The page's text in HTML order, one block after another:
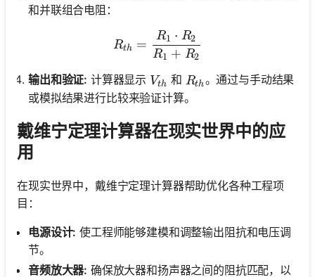
和并联组合电阻：
R_{th} = \frac{R_1 \cdot
Rth =
R1 + R2
R1 ⋅ R2
输出和验证: 计算器显示 V_{th}
Vth 和 R_{th}
Rth。通过与手动结果
或模拟结果进行比较来验证计算。
戴维宁定理计算器在现实世界中的应
用
在现实世界中，戴维宁定理计算器帮助优化各种工程项
目：
电源设计: 使工程师能够建模和调整输出阻抗和电压调
节。
音频放大器: 确保放大器和扬声器之间的阻抗匹配，以